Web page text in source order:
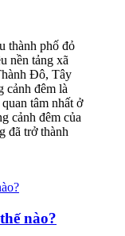
thành phố đỏ
nền tảng xã
Đô, Tây
cảnh đêm là
tâm nhất ở
cảnh đêm của
đã trở thành
nào?